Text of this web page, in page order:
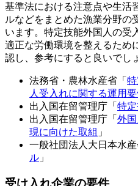
基準法における注意点や生活
ルなどをまとめた漁業分野の
います。特定技能外国人の受
適正な労働環境を整えるため
認し、参考にすると良いでし
法務省・農林水産省「
人受入れに関する運用
出入国在留管理庁「 特
出入国在留管理庁「 外
現に向けた取組 」
一般社団法人大日本水産
ル 」